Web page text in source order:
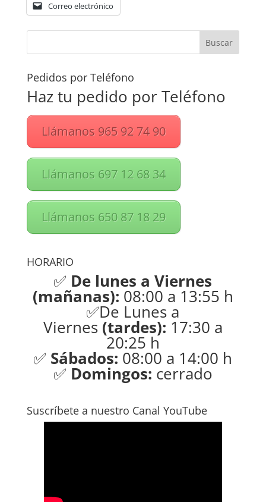
Correo electrónico
Pedidos por Teléfono
Haz tu pedido por Teléfono
Llámanos 965 92 74 90
Llámanos 697 12 68 34
Llámanos 650 87 18 29
HORARIO
✅ De lunes a Viernes
(mañanas): 08:00 a 13:55 h
✅De Lunes a
Viernes(tardes): 17:30 a
20:25 h
✅ Sábados: 08:00 a 14:00 h
✅ Domingos: cerrado
Suscríbete a nuestro Canal YouTube